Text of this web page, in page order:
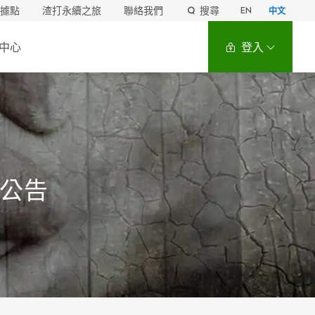
點 渣打永續之旅 聯絡我們 搜尋 EN 中文
心 登入
告